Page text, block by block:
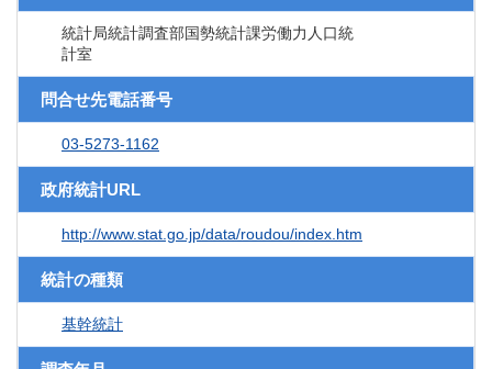
統計局統計調査部国勢統計課労働力人口統
計室
問合せ先電話番号
03-5273-1162
政府統計URL
http://www.stat.go.jp/data/roudou/index.htm
統計の種類
基幹統計